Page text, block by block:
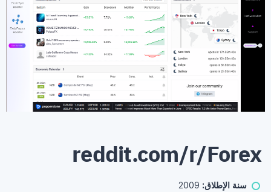
reddit.com/r/Forex
سنة الإطلاق: